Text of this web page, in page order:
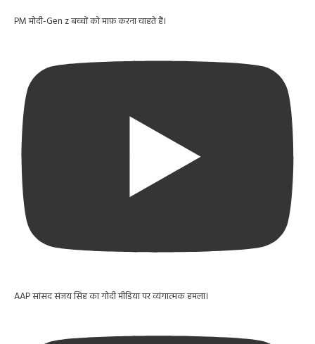
PM मोदी-Gen z बच्चों को माफ़ करना चाहते हैं।
AAP सांसद संजय सिंह का गोदी मीडिया पर व्यंगात्मक हमला।